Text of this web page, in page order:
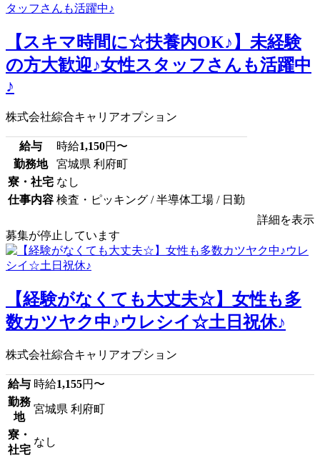
【スキマ時間に☆扶養内OK♪】未経験
の方大歓迎♪女性スタッフさんも活躍中
♪
株式会社綜合キャリアオプション
給与 時給1,150円〜
勤務地
宮城県 利府町
寮・社宅 なし
仕事内容 検査・ピッキング / 半導体工場 / 日勤
詳細を表示
募集が停止しています
【経験がなくても大丈夫☆】女性も多
数カツヤク中♪ウレシイ☆土日祝休♪
株式会社綜合キャリアオプション
給与 時給1,155円〜
勤務
地
宮城県 利府町
寮・
社宅
なし